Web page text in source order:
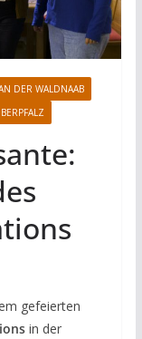
DER WALDNAAB
gefeierten
in der